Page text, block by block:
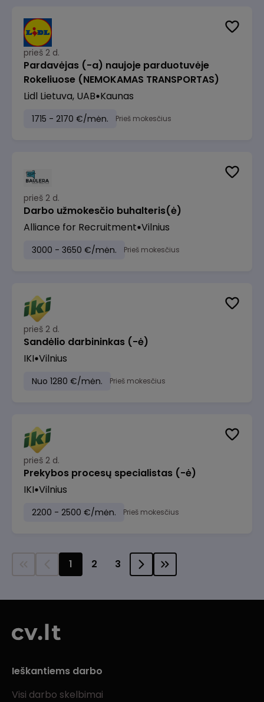
prieš 2 d.
Pardavėjas (-a) naujoje parduotuvėje
Rokeliuose (NEMOKAMAS TRANSPORTAS)
Lidl Lietuva, UAB Kaunas
1715 - 2170 €/mėn. Prieš mokesčius
prieš 2 d.
Darbo užmokesčio buhalteris(ė)
Alliance for Recruitment Vilnius
3000 - 3650 €/mėn. Prieš mokesčius
prieš 2 d.
Sandėlio darbininkas (-ė)
IKI Vilnius
Nuo 1280 €/mėn. Prieš mokesčius
prieš 2 d.
Prekybos procesų specialistas (-ė)
IKI Vilnius
2200 - 2500 €/mėn. Prieš mokesčius
1 2 3
Ieškantiems darbo
Visi darbo skelbimai